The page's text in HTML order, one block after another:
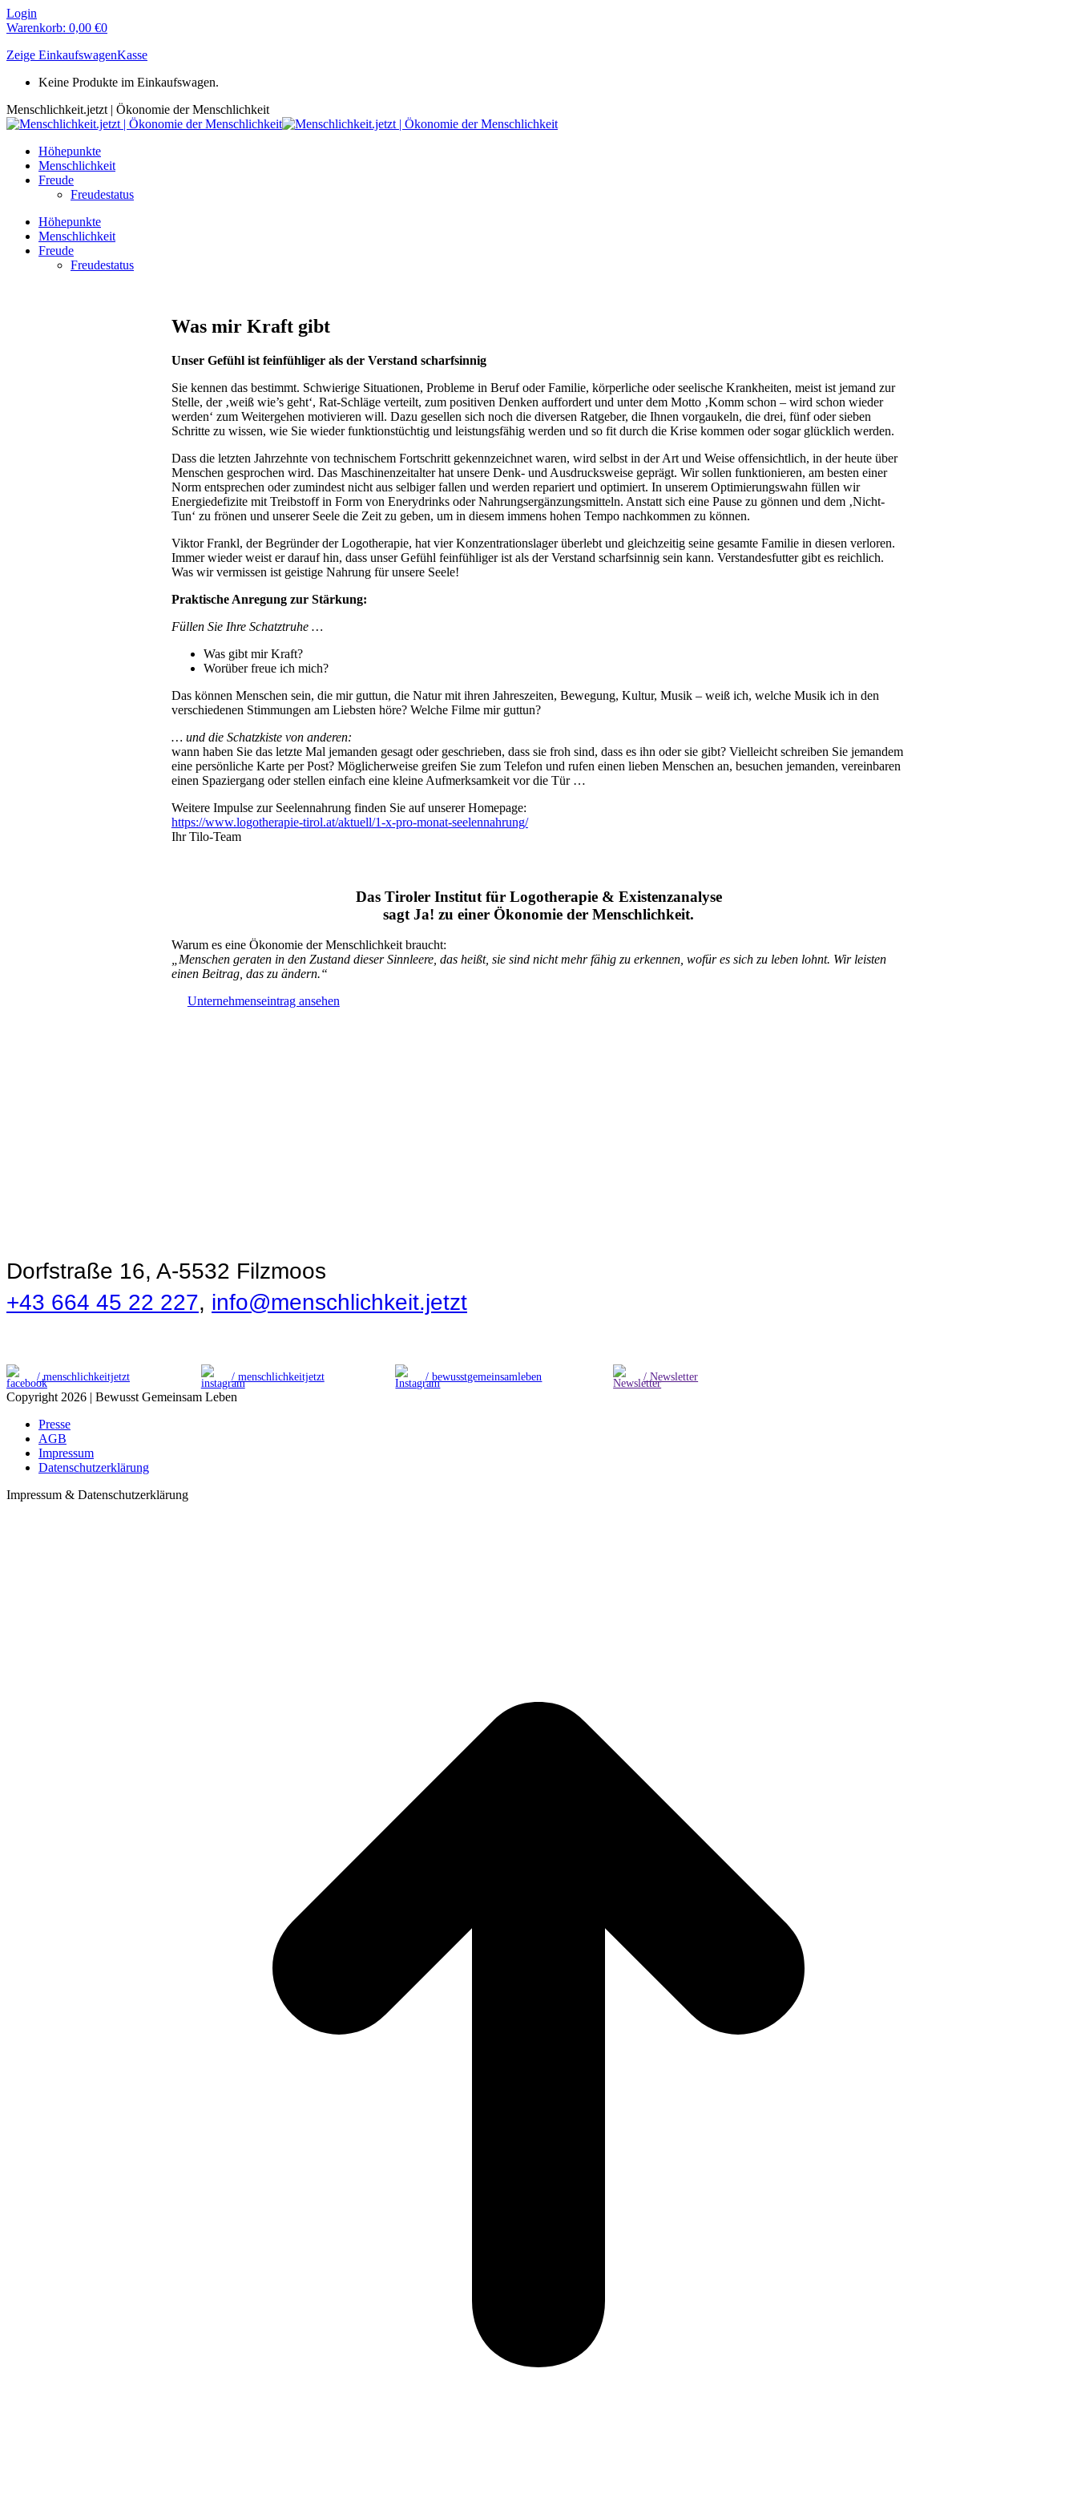
Zum
Inhalt
Login
Warenkorb: 0,00 €0
Zeige EinkaufswagenKasse
Keine Produkte im Einkaufswagen.
Menschlichkeit.jetzt | Ökonomie der Menschlichkeit
Höhepunkte
Menschlichkeit
Freude
Freudestatus
Höhepunkte
Menschlichkeit
Freude
Freudestatus
Was mir Kraft gibt
Unser Gefühl ist feinfühliger als der Verstand scharfsinnig
Sie kennen das bestimmt. Schwierige Situationen, Probleme in Beruf oder Familie, körperliche oder seelische Krankheiten, meist ist jemand zur
Stelle, der ‚weiß wie’s geht‘, Rat-Schläge verteilt, zum positiven Denken auffordert und unter dem Motto ‚Komm schon – wird schon wieder
werden‘ zum Weitergehen motivieren will. Dazu gesellen sich noch die diversen Ratgeber, die Ihnen vorgaukeln, die drei, fünf oder sieben
Schritte zu wissen, wie Sie wieder funktionstüchtig und leistungsfähig werden und so fit durch die Krise kommen oder sogar glücklich werden.
Dass die letzten Jahrzehnte von technischem Fortschritt gekennzeichnet waren, wird selbst in der Art und Weise offensichtlich, in der heute über
Menschen gesprochen wird. Das Maschinenzeitalter hat unsere Denk- und Ausdrucksweise geprägt. Wir sollen funktionieren, am besten einer
Norm entsprechen oder zumindest nicht aus selbiger fallen und werden repariert und optimiert. In unserem Optimierungswahn füllen wir
Energiedefizite mit Treibstoff in Form von Enerydrinks oder Nahrungsergänzungsmitteln. Anstatt sich eine Pause zu gönnen und dem ‚Nicht-
Tun‘ zu frönen und unserer Seele die Zeit zu geben, um in diesem immens hohen Tempo nachkommen zu können.
Viktor Frankl, der Begründer der Logotherapie, hat vier Konzentrationslager überlebt und gleichzeitig seine gesamte Familie in diesen verloren.
Immer wieder weist er darauf hin, dass unser Gefühl feinfühliger ist als der Verstand scharfsinnig sein kann. Verstandesfutter gibt es reichlich.
Was wir vermissen ist geistige Nahrung für unsere Seele!
Praktische Anregung zur Stärkung:
Füllen Sie Ihre Schatztruhe …
Was gibt mir Kraft?
Worüber freue ich mich?
Das können Menschen sein, die mir guttun, die Natur mit ihren Jahreszeiten, Bewegung, Kultur, Musik – weiß ich, welche Musik ich in den
verschiedenen Stimmungen am Liebsten höre? Welche Filme mir guttun?
… und die Schatzkiste von anderen:
wann haben Sie das letzte Mal jemanden gesagt oder geschrieben, dass sie froh sind, dass es ihn oder sie gibt? Vielleicht schreiben Sie jemandem
eine persönliche Karte per Post? Möglicherweise greifen Sie zum Telefon und rufen einen lieben Menschen an, besuchen jemanden, vereinbaren
einen Spaziergang oder stellen einfach eine kleine Aufmerksamkeit vor die Tür …
Weitere Impulse zur Seelennahrung finden Sie auf unserer Homepage:
https://www.logotherapie-tirol.at/aktuell/1-x-pro-monat-seelennahrung/
Ihr Tilo-Team
Das Tiroler Institut für Logotherapie & Existenzanalyse
sagt Ja! zu einer Ökonomie der Menschlichkeit.
Warum es eine Ökonomie der Menschlichkeit braucht:
„Menschen geraten in den Zustand dieser Sinnleere, das heißt, sie sind nicht mehr fähig zu erkennen, wofür es sich zu leben lohnt. Wir leisten
einen Beitrag, das zu ändern.“
Unternehmenseintrag ansehen
Dorfstraße 16, A-5532 Filzmoos
+43 664 45 22 227, info@menschlichkeit.jetzt
/ menschlichkeitjetzt / menschlichkeitjetzt / bewusstgemeinsamleben / Newsletter
Copyright 2026 | Bewusst Gemeinsam Leben
Presse
AGB
Impressum
Datenschutzerklärung
Impressum & Datenschutzerklärung